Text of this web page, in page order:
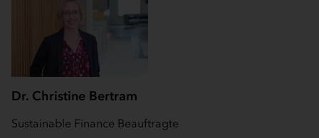
Dr. Christine Bertram
Sustainable Finance Beauftragte